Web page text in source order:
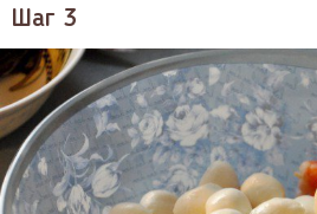
Шаг 3